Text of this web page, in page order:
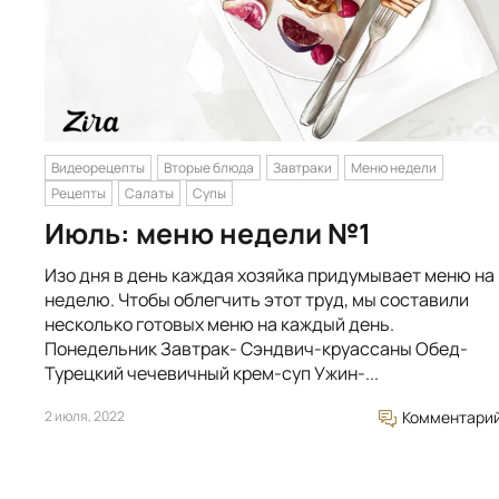
Видеорецепты Вторые блюда Завтраки
Меню недели
Рецепты
Салаты Супы
Июль: меню недели №1
Изо дня в день каждая хозяйка придумывает меню на
неделю. Чтобы облегчить этот труд, мы составили
несколько готовых меню на каждый день.
Понедельник Завтрак- Сэндвич-круассаны Обед-
Турецкий чечевичный крем-суп Ужин-...
2 июля, 2022